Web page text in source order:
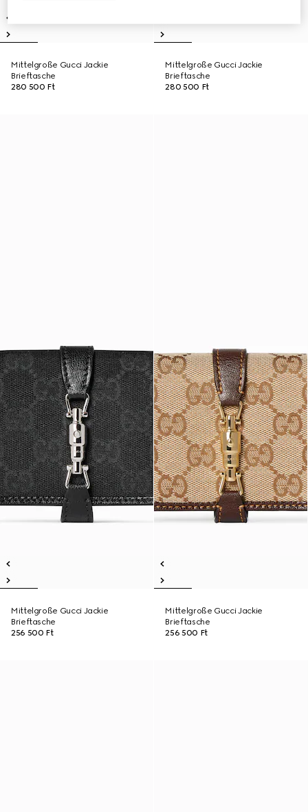
Mittelgroße Gucci Jackie
Brieftasche
280 500 Ft
Mittelgroße Gucci Jackie
Brieftasche
280 500 Ft
Mittelgroße Gucci Jackie
Brieftasche
256 500 Ft
Mittelgroße Gucci Jackie
Brieftasche
256 500 Ft